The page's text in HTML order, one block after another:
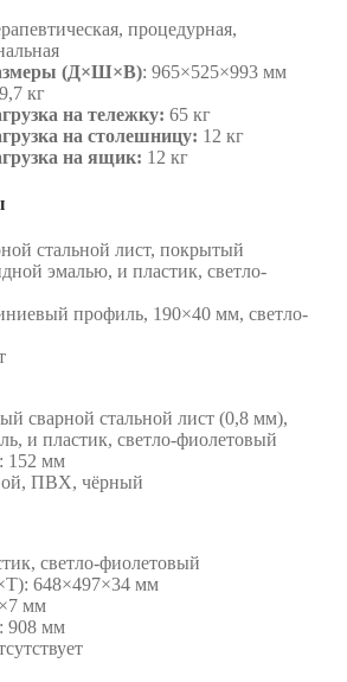
процедурная,
(Д×Ш×В): 965×525×993 мм
кг
на тележку: 65 кг
на столешницу: 12 кг
на ящик: 12 кг
стальной лист, покрытый
эмалью, и пластик, светло-
профиль, 190×40 мм, светло-
сварной стальной лист (0,8 мм),
и пластик, светло-фиолетовый
152 мм
ПВХ, чёрный
светло-фиолетовый
648×497×34 мм
мм
908 мм